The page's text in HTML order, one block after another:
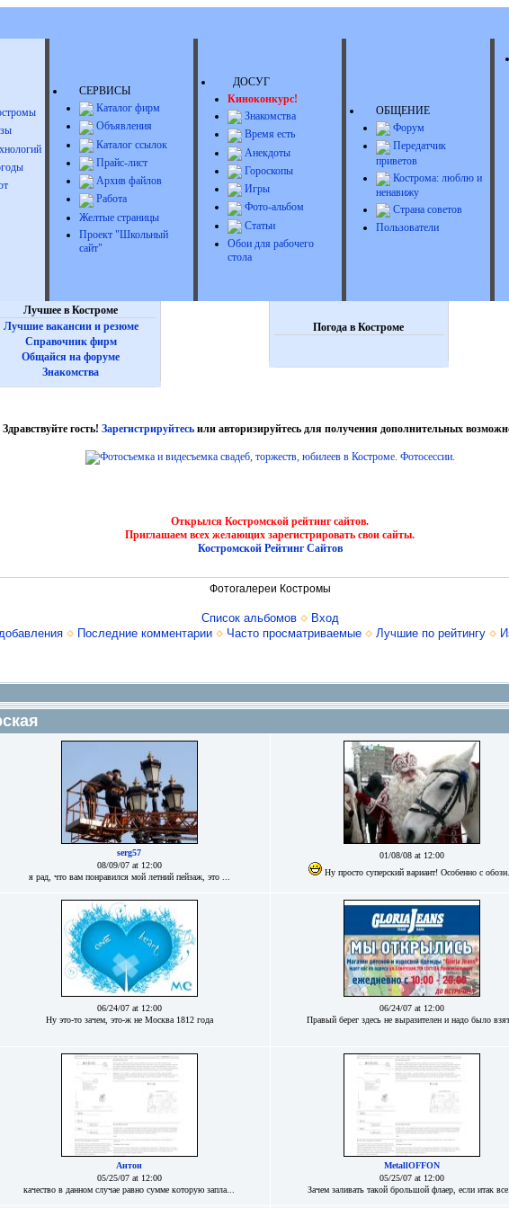
СЕРВИСЫ
Каталог фирм
Объявления
Каталог ссылок
Прайс-лист
Архив файлов
Работа
Желтые страницы
Проект "Школьный
сайт"
ДОСУГ
Киноконкурс!
Знакомства
Время есть
Анекдоты
Гороскопы
Игры
Фото-альбом
Статьи
Обои для рабочего
стола
ОБЩЕНИЕ
Форум
Передатчик
приветов
Кострома: люблю и
ненавижу
Страна советов
Пользователи
Лучшее в Костроме
Лучшие вакансии и резюме
Справочник фирм
Общайся на форуме
Знакомства
Погода в Костроме
Здравствуйте гость! Зарегистрируйтесьили авторизируйтесь для получения дополнительных
Открылся Костромской рейтинг сайтов.
Приглашаем всех желающих зарегистрировать свои сайты.
Костромской Рейтинг Сайтов
Фотогалереи Костромы
Список альбомов
Вход
Последние комментарии Часто просматриваемые Лучшие по рейтингу
serg57
08/09/07 at 12:00
я рад, что вам понравился мой летний пейзаж, это ...
01/08/08 at 12:00
Ну просто суперский вариант! Особенно с обозн...
06/24/07 at 12:00
Ну это-то зачем, это-ж не Москва 1812 года
06/24/07 at 12:00
Правый берег здесь не выразителен и надо было
Антон
05/25/07 at 12:00
качество в данном случае равно сумме которую запла...
MetallOFFON
05/25/07 at 12:00
Зачем заливать такой брольшой флаер, если итак